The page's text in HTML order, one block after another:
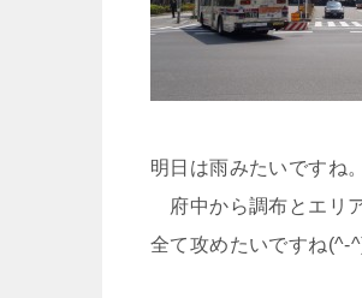
明日は雨みたいですね。
府中から調布とエリ
全て攻めたいですね(^-